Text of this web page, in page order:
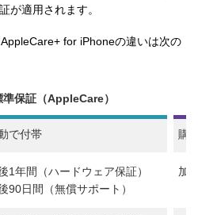
が適用されます。
for iPhoneの違いは次の
準保証（AppleCare）
で付帯 購
1年間（ハードウェア保証）
90日間（無償サポート）
加